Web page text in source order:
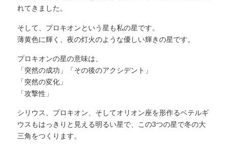
れてきました。
そして、プロキオンという星も私の星です。
薄黄色に輝く、夜の灯火のような優しい輝きの星です。
プロキオンの星の意味は、
「突然の成功」「その後のアクシデント」
「突然の変化」
「攻撃性」
シリウス、プロキオン、そしてオリオン座を形作るベテルギ
ウスもはっきりと見える明るい星で、この3つの星で冬の大
三角をつくります。